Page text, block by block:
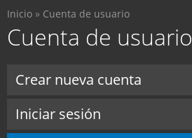
Pasar al
contenido
principal
Usted está aquí
Inicio » Cuenta de usuario
Cuenta de usuario
Crear nueva cuenta
Iniciar sesión